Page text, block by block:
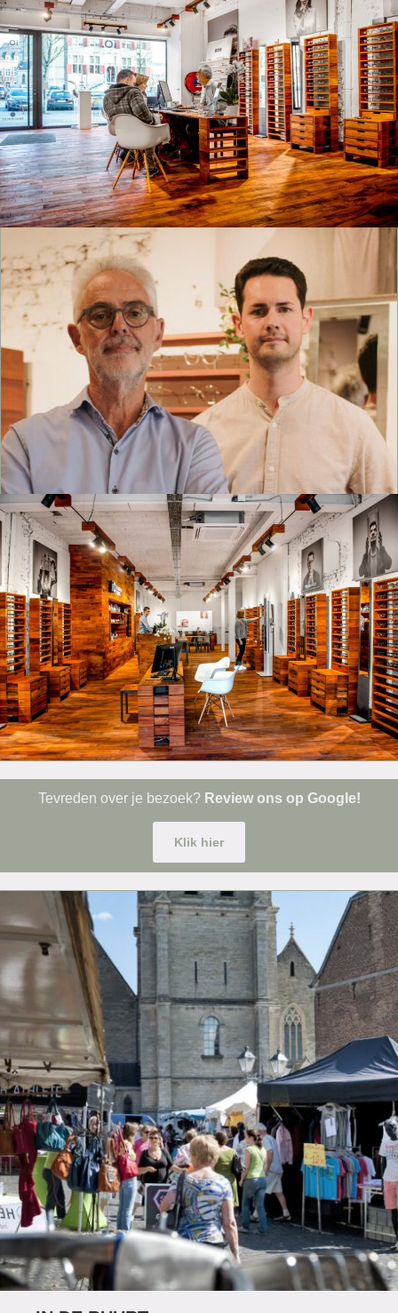
Tevreden over je bezoek? Review ons op Google!
Klik hier